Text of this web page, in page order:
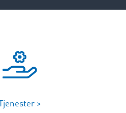
Tjenester >